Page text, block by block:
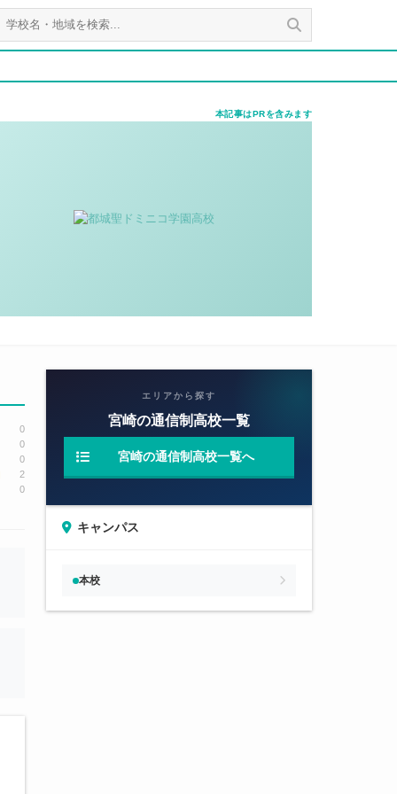
本記事はPRを含みます
0
0
0
2
0
エリアから探す
宮崎の通信制高校一覧
宮崎の通信制高校一覧へ
キャンパス
本校